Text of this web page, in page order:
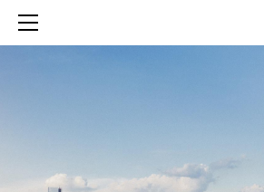
SERVICES
知財活動のROICへの貢